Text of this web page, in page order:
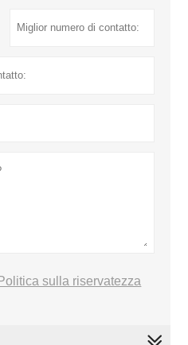
Politica sulla riservatezza